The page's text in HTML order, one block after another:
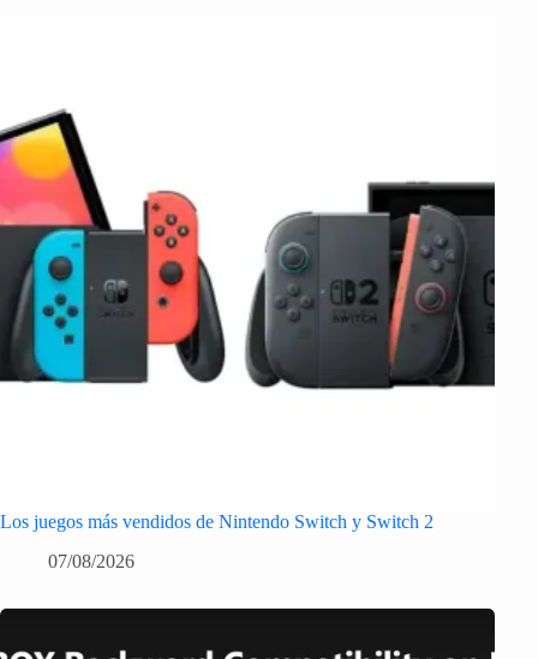
Los juegos más vendidos de Nintendo Switch y Switch 2
07/08/2026